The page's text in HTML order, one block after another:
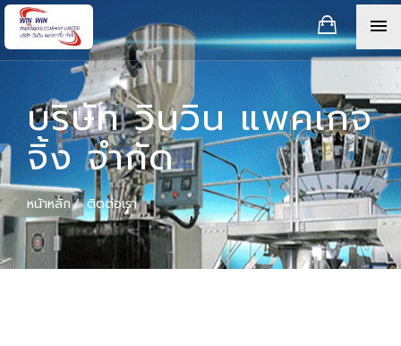
บริษัท วินวิน แพคเกจ
จิ้ง จำกัด
หน้าหลัก ติดต่อเรา